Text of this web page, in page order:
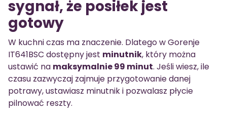
sygnał, że posiłek jest
gotowy
W kuchni czas ma znaczenie. Dlatego w Gorenje
IT641BSC dostępny jest minutnik, który można
ustawić na maksymalnie 99 minut. Jeśli wiesz, ile
czasu zazwyczaj zajmuje przygotowanie danej
potrawy, ustawiasz minutnik i pozwalasz płycie
pilnować reszty.